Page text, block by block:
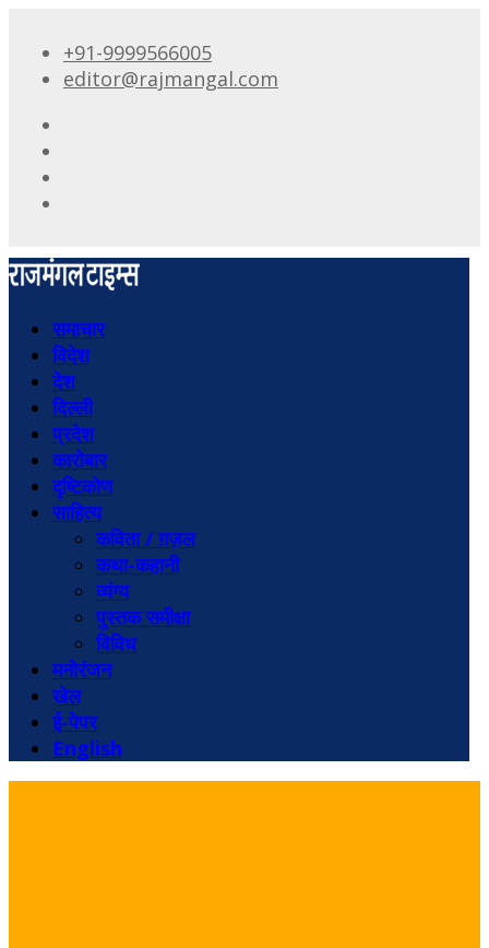
+91-9999566005
editor@rajmangal.com
समाचार
विदेश
देश
दिल्ली
प्रदेश
कारोबार
दृष्टिकोण
साहित्य
कविता / ग़ज़ल
कथा-कहानी
व्यंग्य
पुस्तक समीक्षा
विविध
मनोरंजन
खेल
ई-पेपर
English